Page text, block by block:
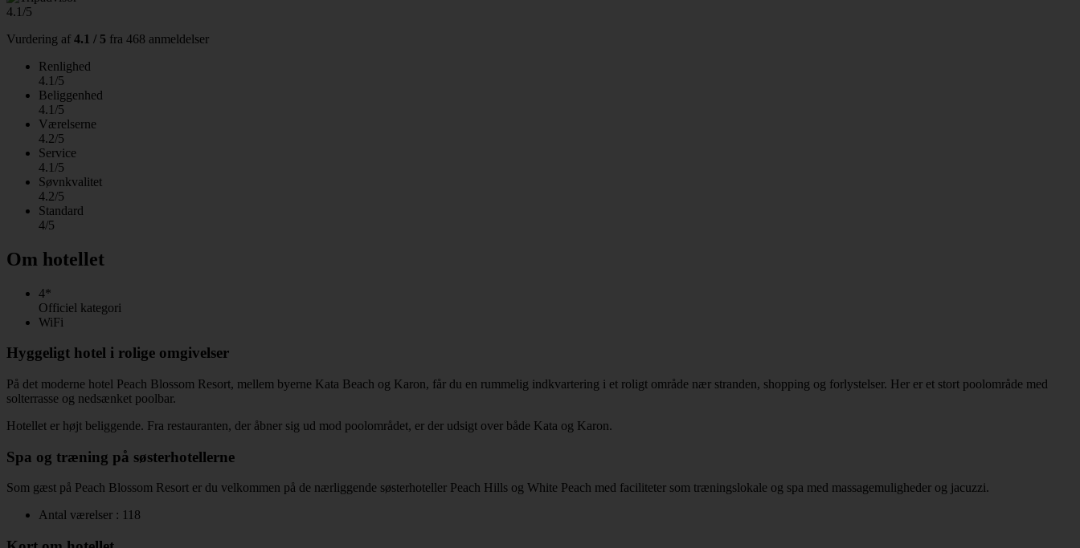
4.1/5
Vurdering af 4.1 / 5 fra 468 anmeldelser
Renlighed
4.1/5
Beliggenhed
4.1/5
Værelserne
4.2/5
Service
4.1/5
Søvnkvalitet
4.2/5
Standard
4/5
Om hotellet
4*
Officiel kategori
WiFi
Hyggeligt hotel i rolige omgivelser
På det moderne hotel Peach Blossom Resort, mellem byerne Kata Beach og Karon, får du en rummelig indkvartering i et roligt område nær stranden, shopping og forlystelser. Her er et stort poolområde med
solterrasse og nedsænket poolbar.
Hotellet er højt beliggende. Fra restauranten, der åbner sig ud mod poolområdet, er der udsigt over både Kata og Karon.
Spa og træning på søsterhotellerne
Som gæst på Peach Blossom Resort er du velkommen på de nærliggende søsterhoteller Peach Hills og White Peach med faciliteter som træningslokale og spa med massagemuligheder og jacuzzi.
Antal værelser : 118